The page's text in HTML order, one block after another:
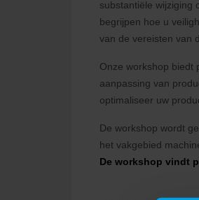
substantiële wijziging
begrijpen hoe u
van de vereisten van
Onze workshop biedt
aanpassing van
optimaliseer uw
De workshop wordt
het vakgebied
De workshop vindt